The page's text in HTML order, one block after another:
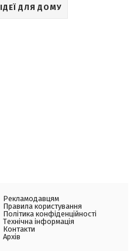
ІДЕЇ ДЛЯ ДОМУ
Рекламодавцям
Правила користування
Політика конфіденційності
Технічна інформація
Контакти
Архів